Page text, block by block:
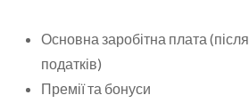
Основна заробітна плата
податків)
Премії та бонуси